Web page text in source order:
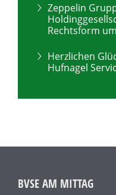
Zeppelin
Rechtsform um
Herzlichen
Hufnagel
BVSE AM MITTAG